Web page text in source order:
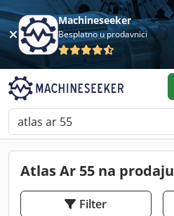
Machineseeker
Besplatno u prodavnici
Atlas Ar 55 na prodaju
Filter